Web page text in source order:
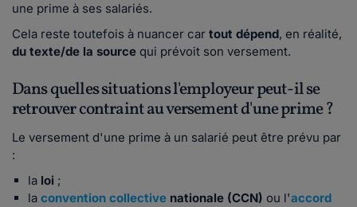
une prime à ses salariés.
Cela reste toutefois à nuancer car tout dépend, en réalité,
du texte/de la source qui prévoit son versement.
Dans quelles situations l'employeur peut-il se
retrouver contraint au versement d'une prime ?
Le versement d'une prime à un salarié peut être prévu par
:
la loi ;
la convention collective nationale (CCN) ou l'accord